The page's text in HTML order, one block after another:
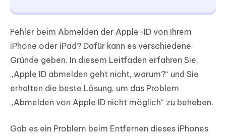
Fehler beim Abmelden der Apple-ID von Ihrem
iPhone oder iPad? Dafür kann es verschiedene
Gründe geben. In diesem Leitfaden erfahren Sie,
„Apple ID abmelden geht nicht, warum?“ und Sie
erhalten die beste Lösung, um das Problem
„Abmelden von Apple ID nicht möglich“ zu beheben.
Gab es ein Problem beim Entfernen dieses iPhones